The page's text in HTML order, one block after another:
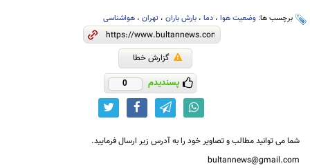
برچسب ها: وضعیت هوا ، دما ، بارش باران ، تهران ، هواشناسی
گزارش خطا
پسندیدم 0
شما می توانید مطالب و تصاویر خود را به آدرس زیر ارسال فرمایید.
bultannews@gmail.com